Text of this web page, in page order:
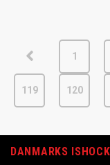
1
119 120
DANMARKS